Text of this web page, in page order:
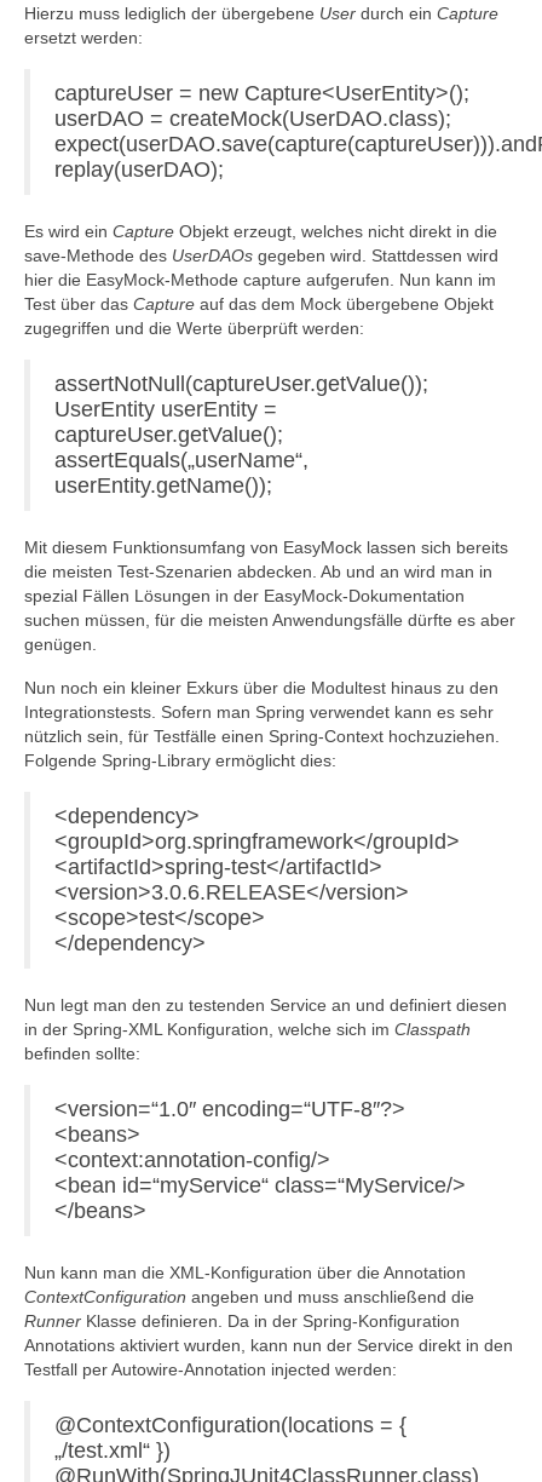
Hierzu muss lediglich der übergebene User durch ein Capture
ersetzt werden:
captureUser = new Capture<UserEntity>();
userDAO = createMock(UserDAO.class);
replay(userDAO);
Es wird ein Capture Objekt erzeugt, welches nicht direkt in die
save-Methode des UserDAOs gegeben wird. Stattdessen wird
hier die EasyMock-Methode capture aufgerufen. Nun kann im
Test über das Capture auf das dem Mock übergebene Objekt
zugegriffen und die Werte überprüft werden:
assertNotNull(captureUser.getValue());
UserEntity userEntity =
captureUser.getValue();
assertEquals(„userName“,
userEntity.getName());
Mit diesem Funktionsumfang von EasyMock lassen sich bereits
die meisten Test-Szenarien abdecken. Ab und an wird man in
spezial Fällen Lösungen in der EasyMock-Dokumentation
suchen müssen, für die meisten Anwendungsfälle dürfte es aber
genügen.
Nun noch ein kleiner Exkurs über die Modultest hinaus zu den
Integrationstests. Sofern man Spring verwendet kann es sehr
nützlich sein, für Testfälle einen Spring-Context hochzuziehen.
Folgende Spring-Library ermöglicht dies:
<dependency>
<groupId>org.springframework</groupId>
<artifactId>spring-test</artifactId>
<version>3.0.6.RELEASE</version>
<scope>test</scope>
</dependency>
Nun legt man den zu testenden Service an und definiert diesen
in der Spring-XML Konfiguration, welche sich im Classpath
befinden sollte:
<version=“1.0″ encoding=“UTF-8″?>
<beans>
<context:annotation-config/>
<bean id=“myService“ class=“MyService/>
</beans>
Nun kann man die XML-Konfiguration über die Annotation
ContextConfiguration angeben und muss anschließend die
Runner Klasse definieren. Da in der Spring-Konfiguration
Annotations aktiviert wurden, kann nun der Service direkt in den
Testfall per Autowire-Annotation injected werden:
@ContextConfiguration(locations = {
„/test.xml“ })
@RunWith(SpringJUnit4ClassRunner.class)